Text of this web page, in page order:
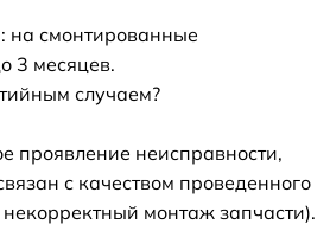
на смонтированные
3 месяцев.
случаем?
проявление неисправности,
с качеством проведенного
монтаж запчасти).